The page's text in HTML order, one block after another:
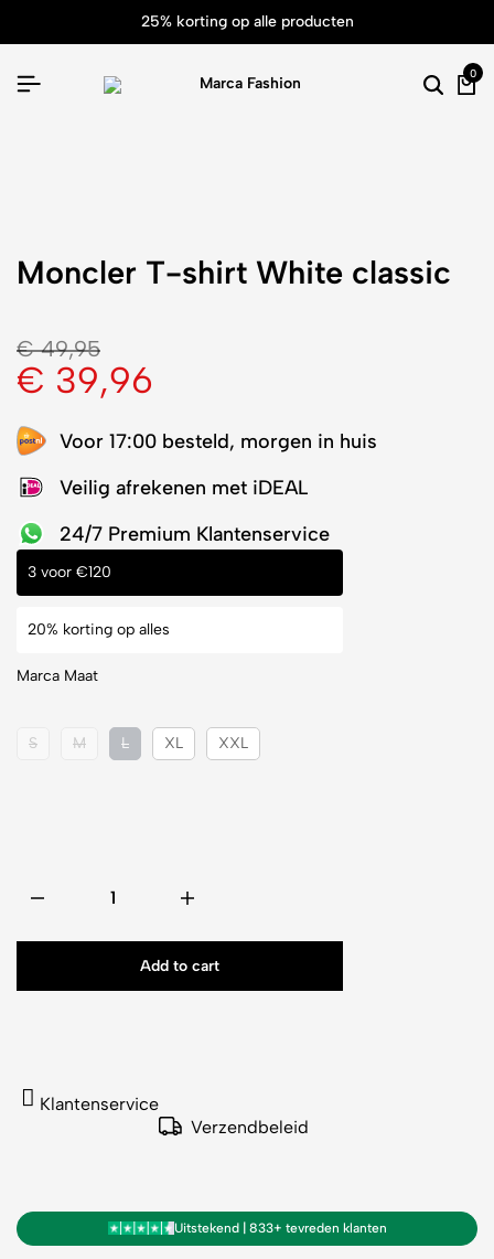
25% korting op alle producten
0
Moncler T-shirt White classic
€49,95
€ 39,96
Voor 17:00 besteld, morgen in huis
Veilig afrekenen met iDEAL
24/7 Premium Klantenservice
3 voor €120
20% korting op alles
Marca Maat
S M L XL XXL
Add to cart
Klantenservice
Verzendbeleid
Uitstekend | 833+ tevreden klanten